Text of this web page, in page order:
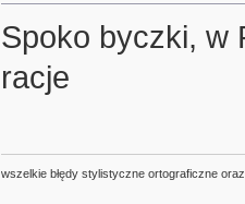
Spoko byczki, w
racje
wszelkie błędy stylistyczne ortograficzne